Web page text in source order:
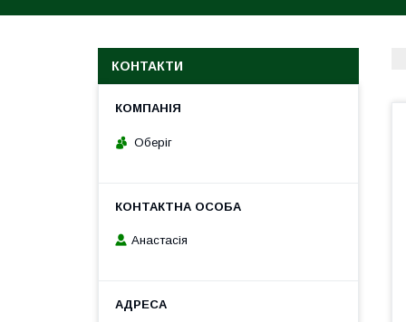
КОНТАКТИ
Оберіг
Анастасія